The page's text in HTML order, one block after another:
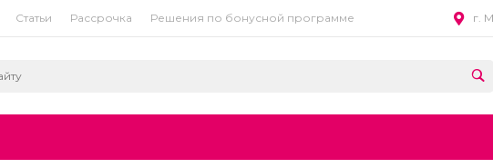
Статьи Рассрочка Решения по бонусной программе г.